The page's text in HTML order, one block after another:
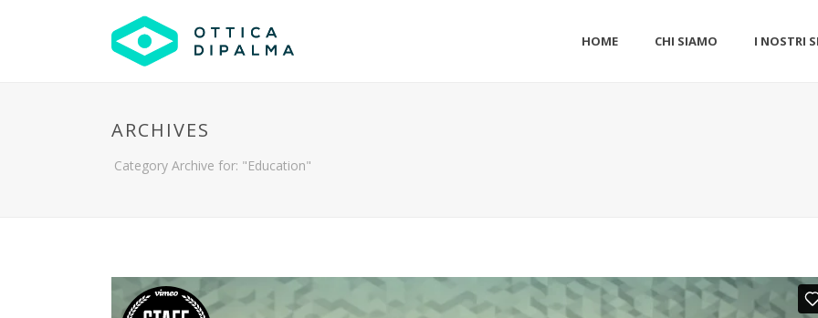
HOME CHI SIAMO I NOSTRI
ARCHIVES
Category Archive for: "Education"